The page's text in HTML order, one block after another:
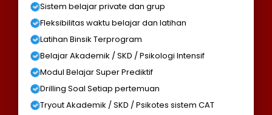
Sistem belajar private dan grup
Fleksibilitas waktu belajar dan latihan
Latihan Binsik Terprogram
Belajar Akademik / SKD / Psikologi Intensif
Modul Belajar Super Prediktif
Drilling Soal Setiap pertemuan
Tryout Akademik / SKD / Psikotes sistem CAT